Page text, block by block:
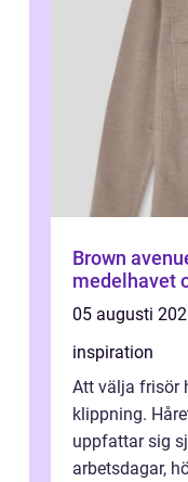
Brown
medelhavet
05 augusti
inspiration
Att välja frisör
klippning.
uppfattar sig
arbetsdagar,